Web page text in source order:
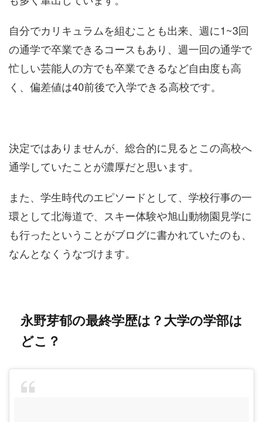
自分でカリキュラムを組むことも出来、週に1~3回
の通学で卒業できるコースもあり、週一回の通学で
忙しい芸能人の方でも卒業できるなど自由度も高
く、偏差値は40前後で入学できる高校です。
決定ではありませんが、総合的に見るとこの高校へ
通学していたことが濃厚だと思います。
また、学生時代のエピソードとして、学校行事の一
環として北海道で、スキー体験や旭山動物園見学に
も行ったということがブログに書かれていたのも、
なんとなくうなづけます。
永野芽郁の最終学歴は？大学の学部は
どこ？